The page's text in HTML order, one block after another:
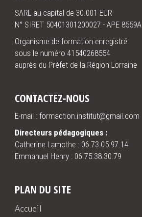
SARL au capital de 30.001 EUR
N° SIRET 50401301200027 - APE 8559A
Organisme de formation enregistré
sous le numéro 41540268554
auprès du Préfet de la Région Lorraine
CONTACTEZ-NOUS
E-mail : formaction.institut@gmail.com
Directeurs pédagogiques :
Catherine Lamothe : 06.73.05.97.14
Emmanuel Henry : 06.75.38.30.79
PLAN DU SITE
Accueil